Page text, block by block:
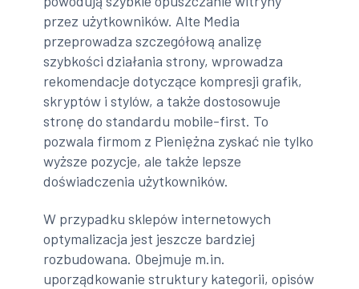
przez użytkowników. Alte Media
przeprowadza szczegółową analizę
szybkości działania strony, wprowadza
rekomendacje dotyczące kompresji grafik,
skryptów i stylów, a także dostosowuje
stronę do standardu mobile-first. To
pozwala firmom z Pieniężna zyskać nie tylko
wyższe pozycje, ale także lepsze
doświadczenia użytkowników.
W przypadku sklepów internetowych
optymalizacja jest jeszcze bardziej
rozbudowana. Obejmuje m.in.
uporządkowanie struktury kategorii, opisów